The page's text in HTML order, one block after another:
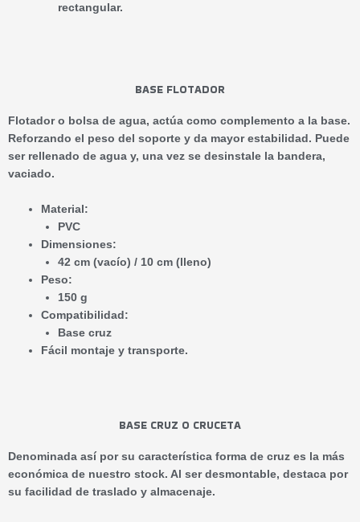
rectangular.
BASE FLOTADOR
Flotador o bolsa de agua, actúa como complemento a la base.
Reforzando el peso del soporte y da mayor estabilidad. Puede
ser rellenado de agua y, una vez se desinstale la bandera,
vaciado.
Material:
PVC
Dimensiones:
42 cm (vacío) / 10 cm (lleno)
Peso:
150 g
Compatibilidad:
Base cruz
Fácil montaje y transporte.
BASE CRUZ O CRUCETA
Denominada así por su característica forma de cruz es la más
económica de nuestro stock. Al ser desmontable, destaca por
su facilidad de traslado y almacenaje.